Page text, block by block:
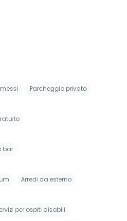
Parcheggio privato
bar
Arredi da esterno
per ospiti disabili